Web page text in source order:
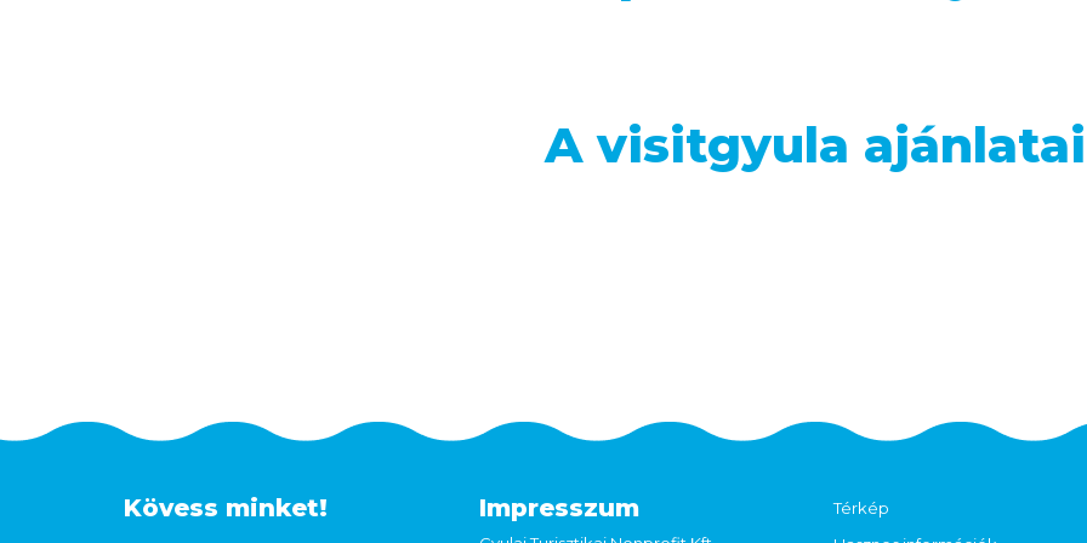
A visitgyula ajánlatai
Kövess minket! Impresszum
Térkép